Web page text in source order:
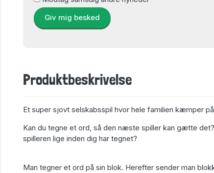
Giv mig besked
Produktbeskrivelse
Et super sjovt selskabsspil hvor hele familien kæmper
Kan du tegne et ord, så den næste spiller kan gætte
spilleren lige inden dig har tegnet?
Man tegner et ord på sin blok. Herefter sender man